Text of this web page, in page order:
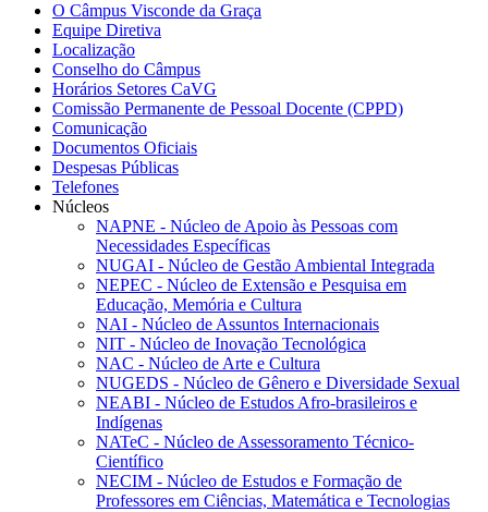
O Câmpus Visconde da Graça
Equipe Diretiva
Localização
Conselho do Câmpus
Horários Setores CaVG
Comissão Permanente de Pessoal Docente (CPPD)
Comunicação
Documentos Oficiais
Despesas Públicas
Telefones
Núcleos
NAPNE - Núcleo de Apoio às Pessoas com
Necessidades Específicas
NUGAI - Núcleo de Gestão Ambiental Integrada
NEPEC - Núcleo de Extensão e Pesquisa em
Educação, Memória e Cultura
NAI - Núcleo de Assuntos Internacionais
NIT - Núcleo de Inovação Tecnológica
NAC - Núcleo de Arte e Cultura
NUGEDS - Núcleo de Gênero e Diversidade Sexual
NEABI - Núcleo de Estudos Afro-brasileiros e
Indígenas
NATeC - Núcleo de Assessoramento Técnico-
Científico
NECIM - Núcleo de Estudos e Formação de
Professores em Ciências, Matemática e Tecnologias